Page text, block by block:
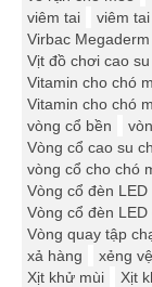
viêm tai
viêm
Virbac Megaderm
Vịt đồ chơi cao
Vitamin cho chó
Vitamin cho chó
vòng cổ bền
Vòng cổ cao su
vòng cổ cho chó
Vòng cổ đèn LED
Vòng cổ đèn
Vòng quay tập
xả hàng
xẻng
Xịt khử mùi
Xịt